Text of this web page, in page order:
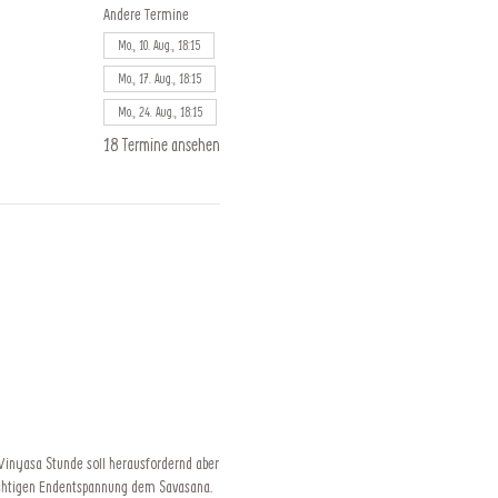
Andere Termine
Mo., 10. Aug., 18:15
Mo., 17. Aug., 18:15
Mo., 24. Aug., 18:15
18 Termine ansehen
Stunde soll herausfordernd aber
Endentspannung dem Savasana.